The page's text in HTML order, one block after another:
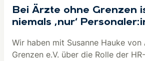
Bei Ärzte ohne Grenzen
niemals ‚nur‘
Wir haben mit Susanne Hauke von
Grenzen e.V. über die Rolle der